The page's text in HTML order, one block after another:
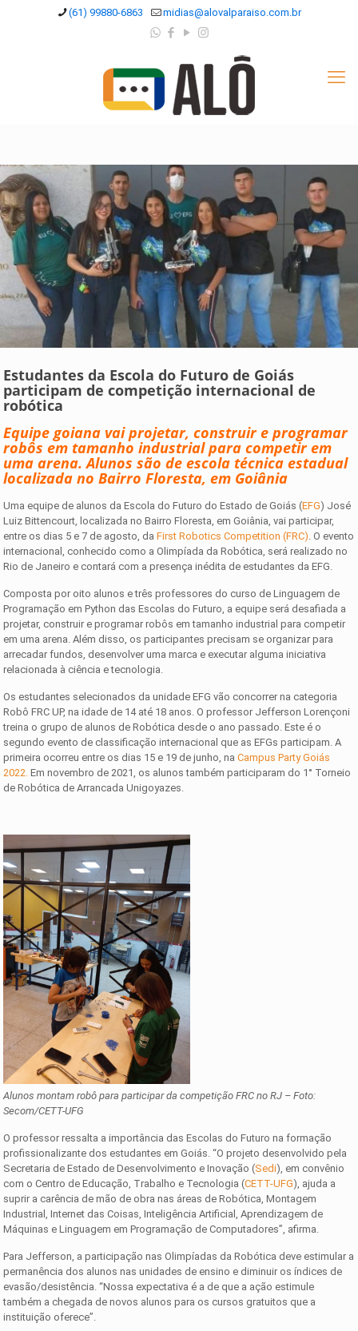
(61) 99880-6863 midias@alovalparaiso.com.br
Estudantes da Escola do Futuro de Goiás
participam de competição internacional de
robótica
Equipe goiana vai projetar, construir e programar
robôs em tamanho industrial para competir em
uma arena. Alunos são de escola técnica estadual
localizada no Bairro Floresta, em Goiânia
Uma equipe de alunos da Escola do Futuro do Estado de Goiás (EFG) José
Luiz Bittencourt, localizada no Bairro Floresta, em Goiânia, vai participar,
entre os dias 5 e 7 de agosto, daFirst Robotics Competition (FRC) . O evento
internacional, conhecido como a Olimpíada da Robótica, será realizado no
Rio de Janeiro e contará com a presença inédita de estudantes da EFG.
Composta por oito alunos e três professores do curso de Linguagem de
Programação em Python das Escolas do Futuro, a equipe será desafiada a
projetar, construir e programar robôs em tamanho industrial para competir
em uma arena. Além disso, os participantes precisam se organizar para
arrecadar fundos, desenvolver uma marca e executar alguma iniciativa
relacionada à ciência e tecnologia.
Os estudantes selecionados da unidade EFG vão concorrer na categoria
Robô FRC UP, na idade de 14 até 18 anos. O professor Jefferson Lorençoni
treina o grupo de alunos de Robótica desde o ano passado. Este é o
segundo evento de classificação internacional que as EFGs participam. A
primeira ocorreu entre os dias 15 e 19 de junho, naCampus Party Goiás
2022. Em novembro de 2021, os alunos também participaram do 1° Torneio
de Robótica de Arrancada Unigoyazes.
Alunos montam robô para participar da competição FRC no RJ – Foto:
Secom/CETT-UFG
O professor ressalta a importância das Escolas do Futuro na formação
profissionalizante dos estudantes em Goiás. “O projeto desenvolvido pela
Secretaria de Estado de Desenvolvimento e Inovação (Sedi), em convênio
com o Centro de Educação, Trabalho e Tecnologia (CETT-UFG), ajuda a
suprir a carência de mão de obra nas áreas de Robótica, Montagem
Industrial, Internet das Coisas, Inteligência Artificial, Aprendizagem de
Máquinas e Linguagem em Programação de Computadores”, afirma.
Para Jefferson, a participação nas Olimpíadas da Robótica deve estimular a
permanência dos alunos nas unidades de ensino e diminuir os índices de
evasão/desistência. “Nossa expectativa é a de que a ação estimule
também a chegada de novos alunos para os cursos gratuitos que a
instituição oferece”.